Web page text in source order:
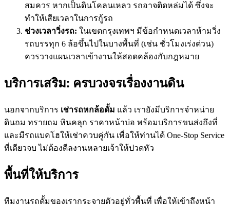
สมควร หากเป็นดินโคลนเหลว รถอาจติดหล่มได้ ซึ่งจะ
ทำให้เสียเวลาในการกู้รถ
ช่วงเวลาวิ่งรถ: ในเขตกรุงเทพฯ มีข้อกำหนดเวลาห้ามวิ่ง
รถบรรทุก 6 ล้อขึ้นไปในบางพื้นที่ (เช่น ชั่วโมงเร่งด่วน)
ควรวางแผนเวลาเข้างานให้สอดคล้องกับกฎหมาย
บริการเสริม: ครบวงจรเรื่องงานดิน
นอกจากบริการ เช่ารถหกล้อดั้ม แล้ว เรายังมีบริการจำหน่าย
ดินถม ทรายถม หินคลุก ราคาหน้าบ่อ พร้อมบริการขนส่งถึงที่
และมีรถแบคโฮให้เช่าควบคู่กัน เพื่อให้ท่านได้ One-Stop Service
ที่เดียวจบ ไม่ต้องดีลงานหลายเจ้าให้ปวดหัว
พื้นที่ให้บริการ
ทีมงานรถดั้มของเรากระจายตัวอยู่ทั่วพื้นที่ เพื่อให้เข้าถึงหน้า